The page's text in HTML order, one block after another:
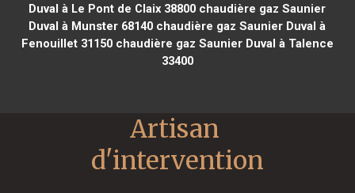
Duval à Le Pont de Claix 38800 chaudière gaz Saunier
Duval à Munster 68140 chaudière gaz Saunier Duval à
Fenouillet 31150chaudière gaz Saunier Duval à Talence
33400
Artisan
d'intervention